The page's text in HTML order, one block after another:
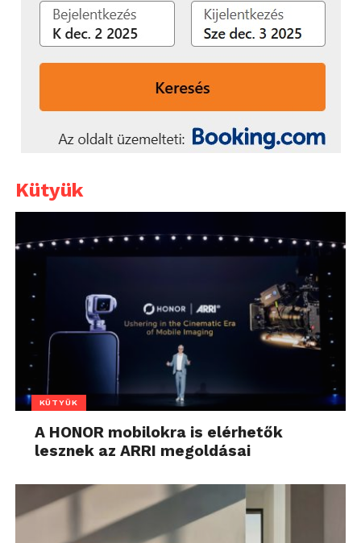
Kütyük
KÜTYÜK
A HONOR mobilokra is elérhetők
lesznek az ARRI megoldásai